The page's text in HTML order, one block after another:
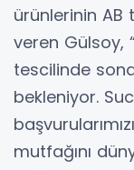
ürünlerinin AB
veren Gülsoy,
tescilinde
bekleniyor.
mutfağını